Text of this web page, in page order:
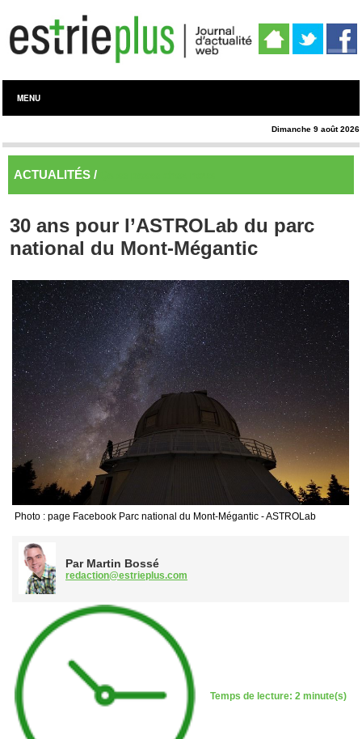
MENU
Dimanche 9 août 2026
ACTUALITÉS /
30 ans pour l’ASTROLab du parc
national du Mont-Mégantic
Photo : page Facebook Parc national du Mont-Mégantic - ASTROLab
Par Martin Bossé
redaction@estrieplus.com
Temps de lecture: 2 minute(s)